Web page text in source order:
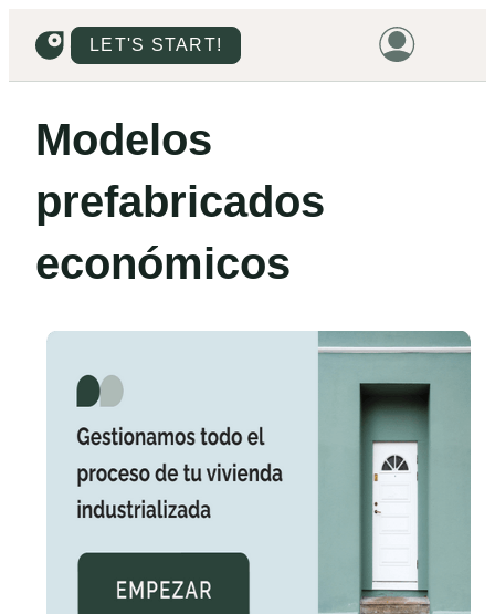
LET'S START!
Modelos
prefabricados
económicos